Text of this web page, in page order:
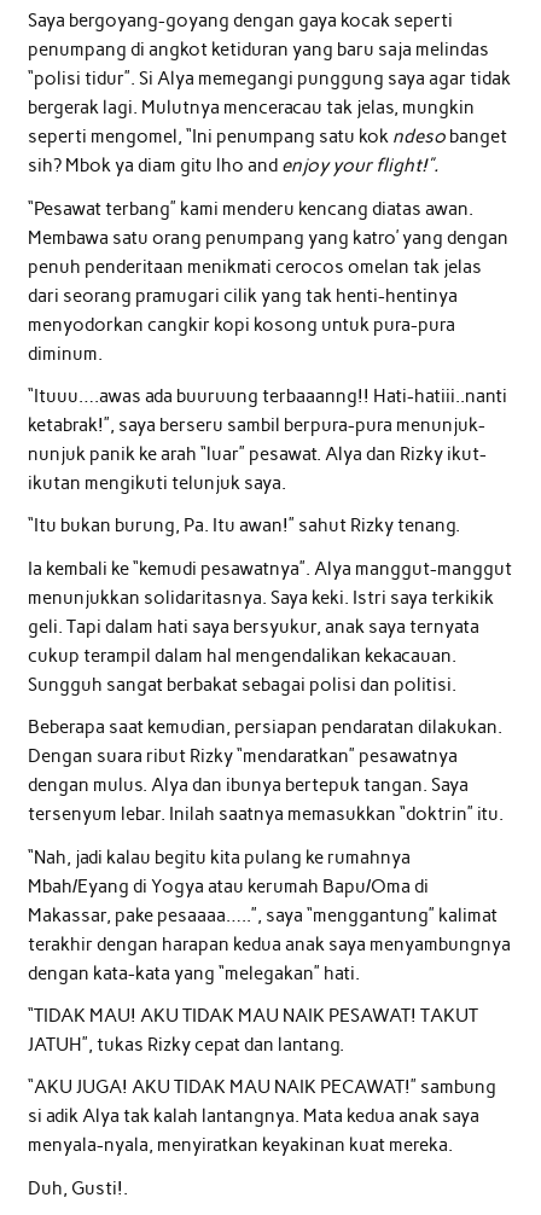
Saya bergoyang-goyang dengan gaya kocak seperti
penumpang di angkot ketiduran yang baru saja melindas
“polisi tidur”. Si Alya memegangi punggung saya agar tidak
bergerak lagi. Mulutnya menceracau tak jelas, mungkin
seperti mengomel, “Ini penumpang satu kok ndesobanget
sih? Mbok ya diam gitu lho and enjoy your flight!”.
“Pesawat terbang” kami menderu kencang diatas awan.
Membawa satu orang penumpang yang katro’ yang dengan
penuh penderitaan menikmati cerocos omelan tak jelas
dari seorang pramugari cilik yang tak henti-hentinya
menyodorkan cangkir kopi kosong untuk pura-pura
diminum.
“Ituuu….awas ada buuruung terbaaanng!! Hati-hatiii..nanti
ketabrak!”, saya berseru sambil berpura-pura menunjuk-
nunjuk panik ke arah “luar” pesawat. Alya dan Rizky ikut-
ikutan mengikuti telunjuk saya.
“Itu bukan burung, Pa. Itu awan!” sahut Rizky tenang.
Ia kembali ke “kemudi pesawatnya”. Alya manggut-manggut
menunjukkan solidaritasnya. Saya keki. Istri saya terkikik
geli. Tapi dalam hati saya bersyukur, anak saya ternyata
cukup terampil dalam hal mengendalikan kekacauan.
Sungguh sangat berbakat sebagai polisi dan politisi.
Beberapa saat kemudian, persiapan pendaratan dilakukan.
Dengan suara ribut Rizky “mendaratkan” pesawatnya
dengan mulus. Alya dan ibunya bertepuk tangan. Saya
tersenyum lebar. Inilah saatnya memasukkan “doktrin” itu.
“Nah, jadi kalau begitu kita pulang ke rumahnya
Mbah/Eyang di Yogya atau kerumah Bapu/Oma di
Makassar, pake pesaaaa…..”, saya “menggantung” kalimat
terakhir dengan harapan kedua anak saya menyambungnya
dengan kata-kata yang “melegakan” hati.
“TIDAK MAU! AKU TIDAK MAU NAIK PESAWAT! TAKUT
JATUH”, tukas Rizky cepat dan lantang.
“AKU JUGA! AKU TIDAK MAU NAIK PECAWAT!” sambung
si adik Alya tak kalah lantangnya. Mata kedua anak saya
menyala-nyala, menyiratkan keyakinan kuat mereka.
Duh, Gusti!.